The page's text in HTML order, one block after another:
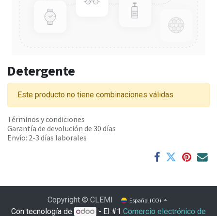
Detergente
Este producto no tiene combinaciones válidas.
Términos y condiciones
Garantía de devolución de 30 días
Envío: 2-3 días laborales
Copyright © CLEMI Español (CO)
Con tecnología de - El #1Comercio electrónico de